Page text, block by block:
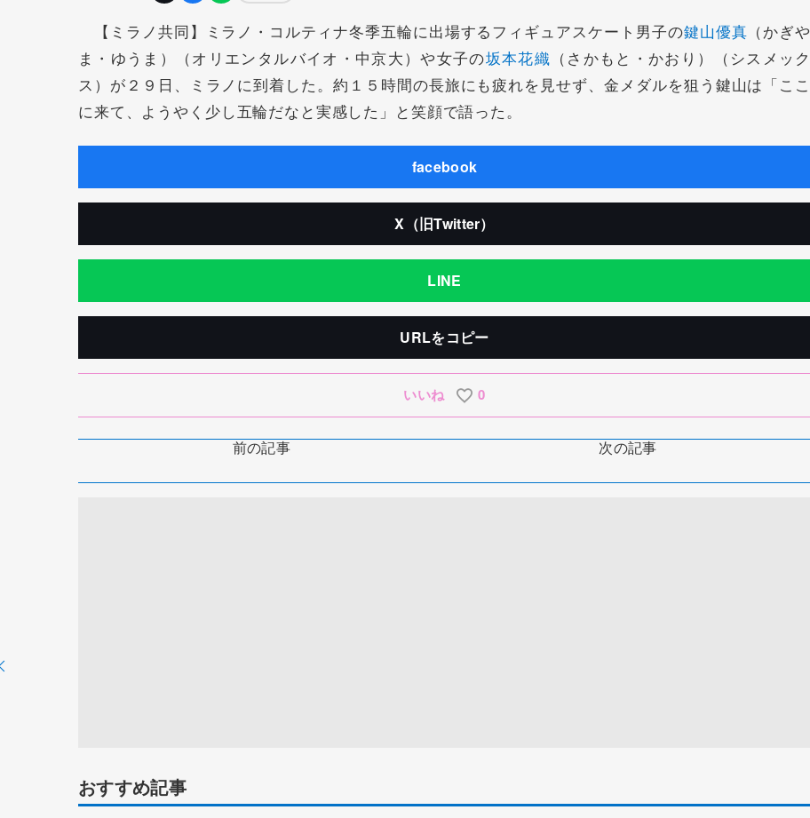
【ミラノ共同】ミラノ・コルティナ冬季五輪に出場するフィギュアスケート男子の鍵山優真 （かぎや
ま・ゆうま）（オリエンタルバイオ・中京大）や女子の坂本花織 （さかもと・かおり）（シスメック
ス）が２９日、ミラノに到着した。約１５時間の長旅にも疲れを見せず、金メダルを狙う鍵山は「ここ
に来て、ようやく少し五輪だなと実感した」と笑顔で語った。
facebook
X（旧Twitter）
LINE
URLをコピー
いいね 0
前の記事 次の記事
おすすめ記事